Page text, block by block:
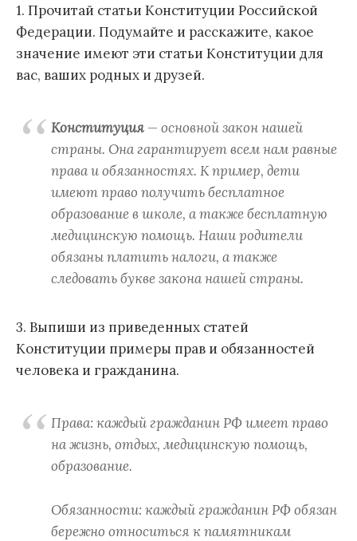
1. Прочитай статьи Конституции Российской
Федерации. Подумайте и расскажите, какое
значение имеют эти статьи Конституции для
вас, ваших родных и друзей.
Конституция — основной закон нашей
страны. Она гарантирует всем нам равные
права и обязанностях. К пример, дети
имеют право получить бесплатное
образование в школе, а также бесплатную
медицинскую помощь. Наши родители
обязаны платить налоги, а также
следовать букве закона нашей страны.
3. Выпиши из приведенных статей
Конституции примеры прав и обязанностей
человека и гражданина.
Права: каждый гражданин РФ имеет право
на жизнь, отдых, медицинскую помощь,
образование.
Обязанности: каждый гражданин РФ обязан
бережно относиться к памятникам